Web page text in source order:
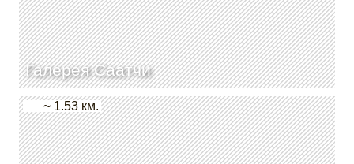
Галерея Саатчи
~ 1.53 км.